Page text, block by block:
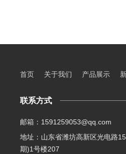
首页 关于我们 产品展示
联系方式
邮箱：1591259053@qq.com
地址：山东省潍坊高新区光电路
期)1号楼207